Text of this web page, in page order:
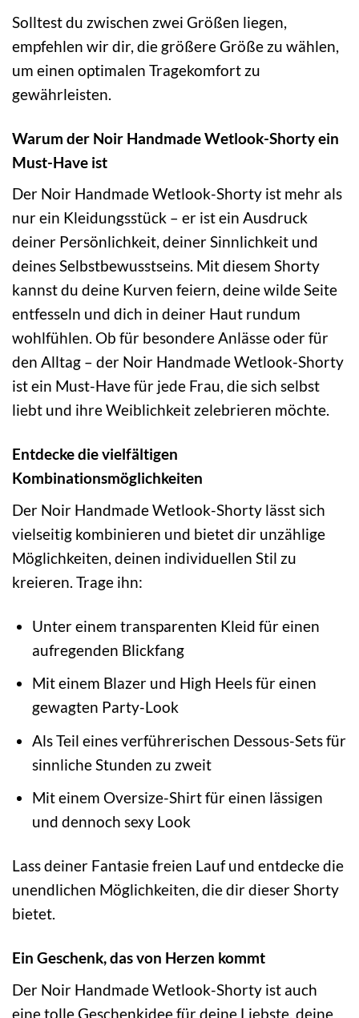
Solltest du zwischen zwei Größen liegen,
empfehlen wir dir, die größere Größe zu wählen,
um einen optimalen Tragekomfort zu
gewährleisten.
Warum der Noir Handmade Wetlook-Shorty ein
Must-Have ist
Der Noir Handmade Wetlook-Shorty ist mehr als
nur ein Kleidungsstück – er ist ein Ausdruck
deiner Persönlichkeit, deiner Sinnlichkeit und
deines Selbstbewusstseins. Mit diesem Shorty
kannst du deine Kurven feiern, deine wilde Seite
entfesseln und dich in deiner Haut rundum
wohlfühlen. Ob für besondere Anlässe oder für
den Alltag – der Noir Handmade Wetlook-Shorty
ist ein Must-Have für jede Frau, die sich selbst
liebt und ihre Weiblichkeit zelebrieren möchte.
Entdecke die vielfältigen
Kombinationsmöglichkeiten
Der Noir Handmade Wetlook-Shorty lässt sich
vielseitig kombinieren und bietet dir unzählige
Möglichkeiten, deinen individuellen Stil zu
kreieren. Trage ihn:
Unter einem transparenten Kleid für einen
aufregenden Blickfang
Mit einem Blazer und High Heels für einen
gewagten Party-Look
Als Teil eines verführerischen Dessous-Sets für
sinnliche Stunden zu zweit
Mit einem Oversize-Shirt für einen lässigen
und dennoch sexy Look
Lass deiner Fantasie freien Lauf und entdecke die
unendlichen Möglichkeiten, die dir dieser Shorty
bietet.
Ein Geschenk, das von Herzen kommt
Der Noir Handmade Wetlook-Shorty ist auch
eine tolle Geschenkidee für deine Liebste, deine